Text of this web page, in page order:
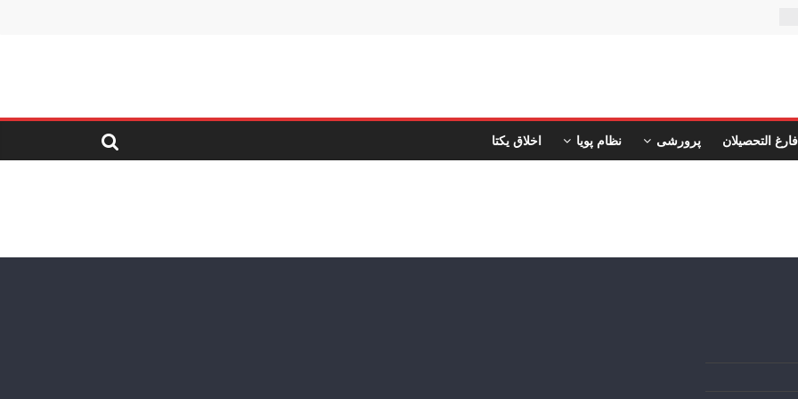
فارغ التحصیلان پرورشی نظام پویا اخلاق یکتا